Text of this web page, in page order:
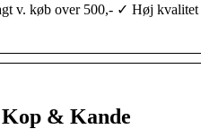
v. køb over 500,- ✓ Høj kvalitet
& Kande